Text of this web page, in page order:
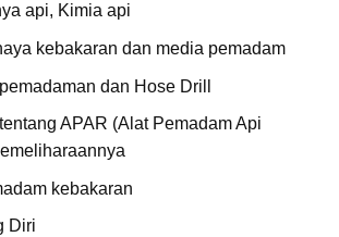
api, Kimia api
kebakaran dan media pemadam
dan Hose Drill
APAR (Alat Pemadam Api
kebakaran
Diri